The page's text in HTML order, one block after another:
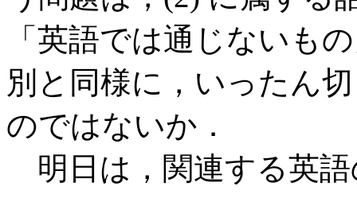
「英語では通じないも
別と同様に，いったん
のではないか．
明日は，関連する英